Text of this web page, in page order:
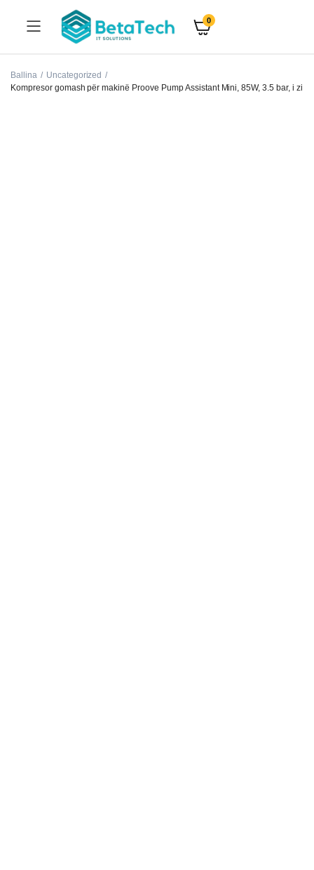
0
Ballina
Uncategorized
Kompresor gomash për makinë Proove Pump Assistant Mini, 85W, 3.5 bar, i zi